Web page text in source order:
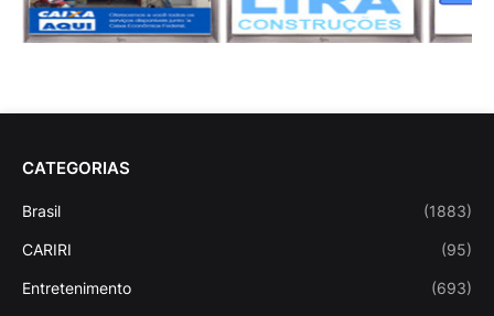
CATEGORIAS
Brasil (1883)
CARIRI (95)
Entretenimento (693)